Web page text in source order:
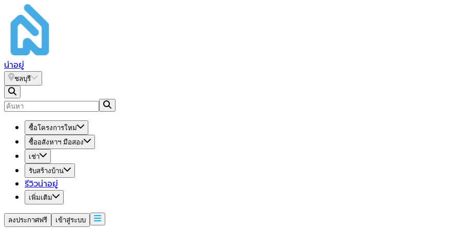
น่าอยู่
ชลบุรี
ซื้อโครงการใหม่
ซื้ออสังหาฯ มือสอง
เช่า
รับสร้างบ้าน
รีวิวน่าอยู่
เพิ่มเติม
ลงประกาศฟรี เข้าสู่ระบบ